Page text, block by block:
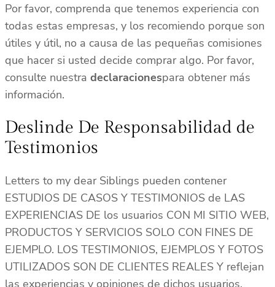
Por favor, comprenda que tenemos experiencia con
todas estas empresas, y los recomiendo porque son
útiles y útil, no a causa de las pequeñas comisiones
que hacer si usted decide comprar algo. Por favor,
consulte nuestra declaracionespara obtener más
información.
Deslinde De Responsabilidad de
Testimonios
Letters to my dear Siblings pueden contener
ESTUDIOS DE CASOS Y TESTIMONIOS de LAS
EXPERIENCIAS DE los usuarios CON MI SITIO WEB,
PRODUCTOS Y SERVICIOS SOLO CON FINES DE
EJEMPLO. LOS TESTIMONIOS, EJEMPLOS Y FOTOS
UTILIZADOS SON DE CLIENTES REALES Y reflejan